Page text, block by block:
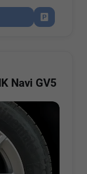
Fahrzeug
Navi GV5